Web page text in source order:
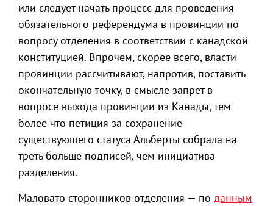
или следует начать процесс для проведения
обязательного референдума в провинции по
вопросу отделения в соответствии с канадской
конституцией. Впрочем, скорее всего, власти
провинции рассчитывают, напротив, поставить
окончательную точку, в смысле запрет в
вопросе выхода провинции из Канады, тем
более что петиция за сохранение
существующего статуса Альберты собрала на
треть больше подписей, чем инициатива
разделения.
Маловато сторонников отделения — по данным